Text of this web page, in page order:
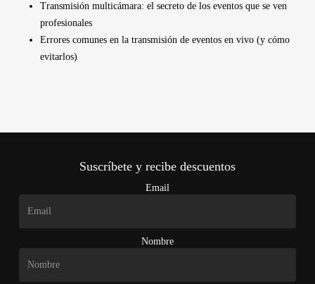
Transmisión multicámara: el secreto de los eventos que se ven
profesionales
Errores comunes en la transmisión de eventos en vivo (y cómo
evitarlos)
Suscríbete y recibe descuentos
Email
Nombre